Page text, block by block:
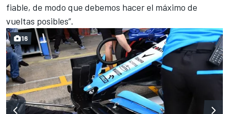
fiable, de modo que debemos hacer el máximo de
vueltas posibles”.
16